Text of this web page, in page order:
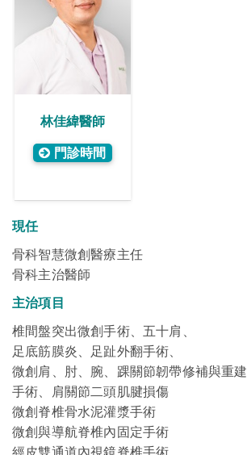
林佳緯醫師
門診時間
現任
骨科智慧微創醫療主任
骨科主治醫師
主治項目
椎間盤突出微創手術、五十肩
足底筋膜炎
足趾外翻手術
微創肩、肘、腕、踝關節韌帶修補與重建
手術、
肩關節二頭肌腱損傷
微創脊椎骨水泥灌漿手術
微創與導航脊椎內固定手術